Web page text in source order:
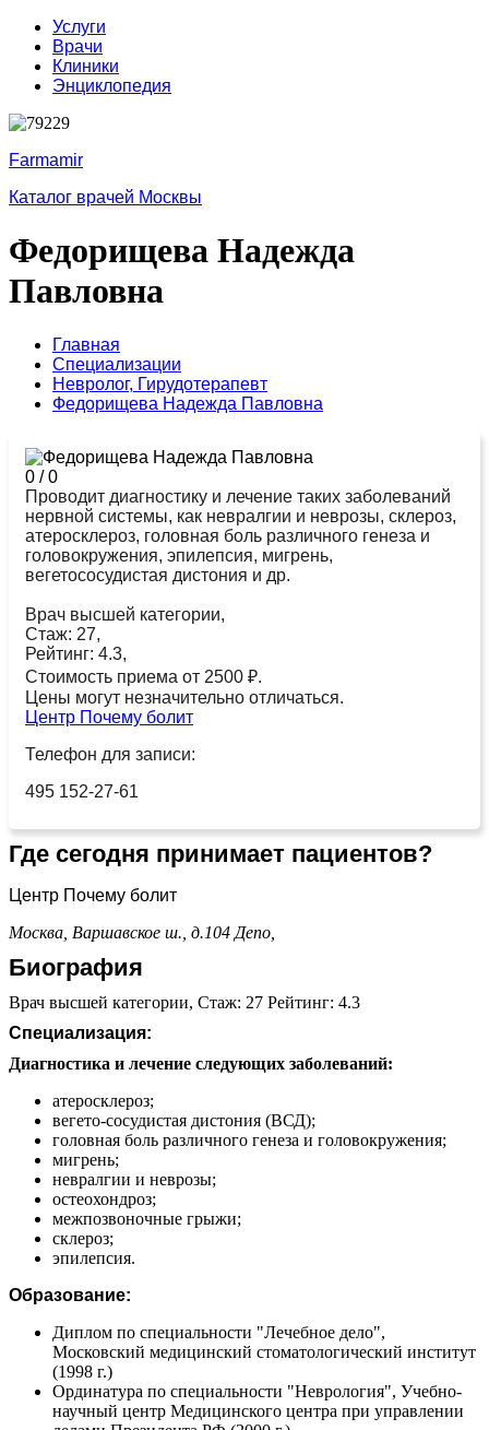
Услуги
Врачи
Клиники
Энциклопедия
Farmamir
Каталог врачей Москвы
Федорищева Надежда
Павловна
Главная
Специализации
Невролог, Гирудотерапевт
Федорищева Надежда Павловна
0 /0
Проводит диагностику и лечение таких заболеваний
нервной системы, как невралгии и неврозы, склероз,
атеросклероз, головная боль различного генеза и
головокружения, эпилепсия, мигрень,
вегетососудистая дистония и др.
Врач высшей категории,
Стаж: 27,
Рейтинг: 4.3,
Стоимость приема от 2500 ₽.
Цены могут незначительно отличаться.
Центр Почему болит
Телефон для записи:
495 152-27-61
Где сегодня принимает пациентов?
Центр Почему болит
Москва, Варшавское ш., д.104 Депо,
Биография
Врач высшей категории, Стаж: 27 Рейтинг: 4.3
Специализация:
Диагностика и лечение следующих заболеваний:
атеросклероз;
вегето-сосудистая дистония (ВСД);
головная боль различного генеза и головокружения;
мигрень;
невралгии и неврозы;
остеохондроз;
межпозвоночные грыжи;
склероз;
эпилепсия.
Образование:
Диплом по специальности "Лечебное дело",
Московский медицинский стоматологический институт
(1998 г.)
Ординатура по специальности "Неврология", Учебно-
научный центр Медицинского центра при управлении